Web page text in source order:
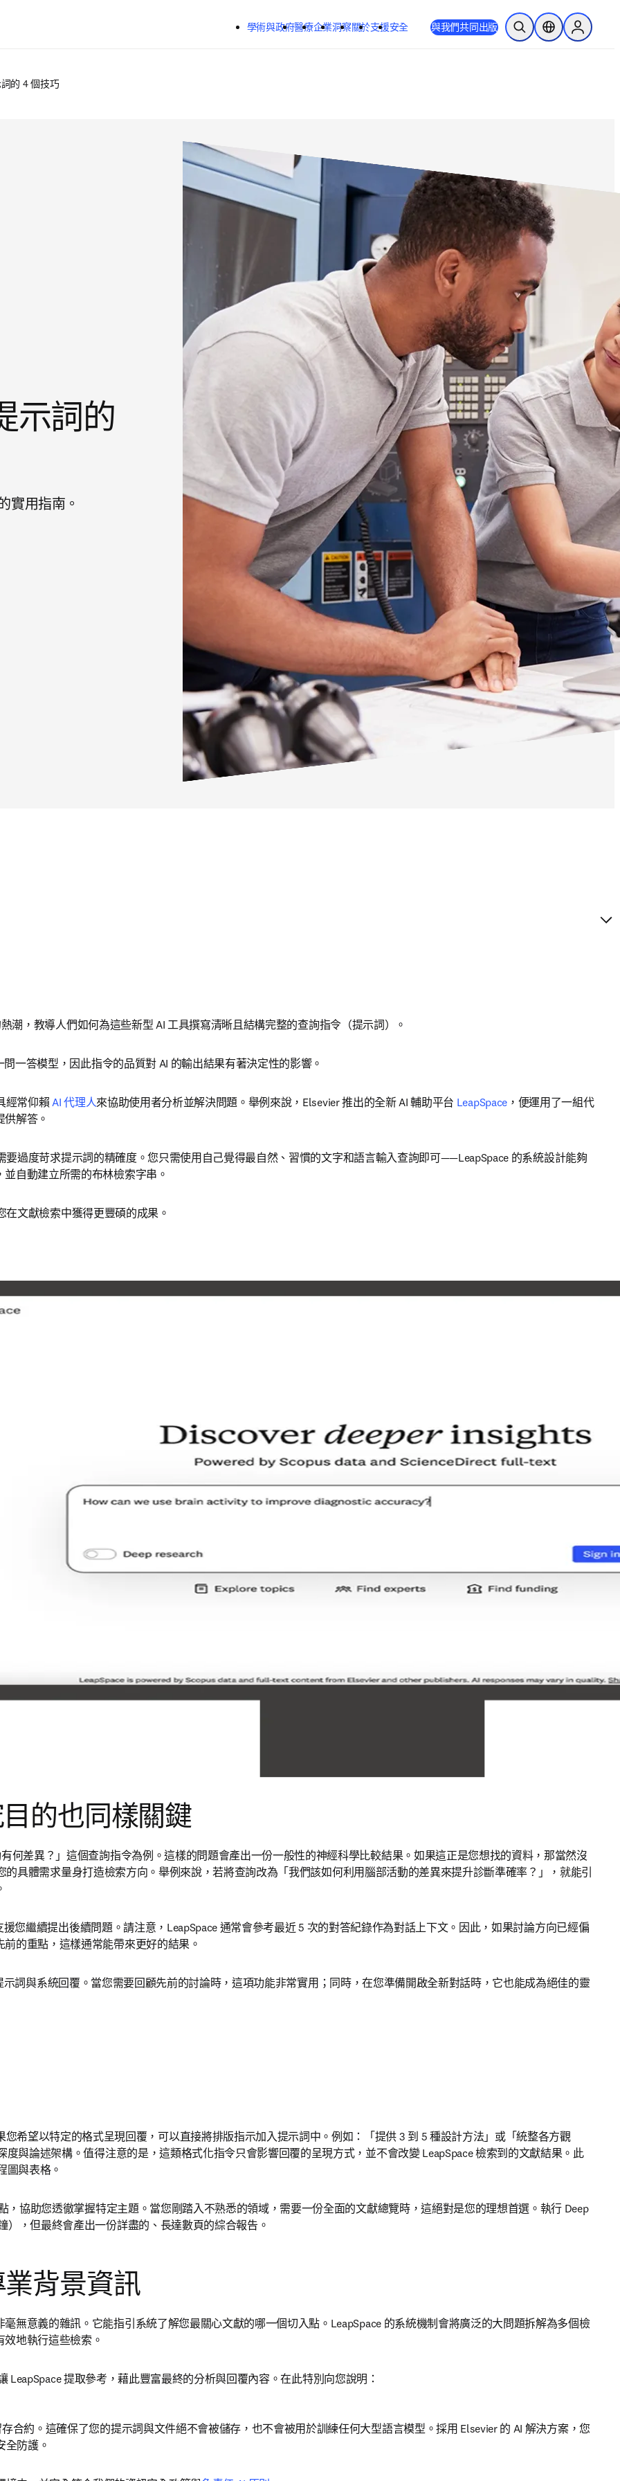
學術與政府醫療企業洞察關於支援安全 與我們共同出版 公開搜尋位置選擇器Sign in to
的 4 個技巧
示詞的
實用指南。
潮，教導人們如何為這些新型 AI 工具撰寫清晰且結構完整的查詢指令（提示詞）。
一答模型，因此指令的品質對 AI 的輸出結果有著決定性的影響。
經常仰賴 AI 代理人來協助使用者分析並解決問題。舉例來說，Elsevier 推出的全新 AI 輔助平台 LeapSpace，便運用了一組代
解答。
要過度苛求提示詞的精確度。您只需使用自己覺得最自然、習慣的文字和語言輸入查詢即可——LeapSpace 的系統設計能夠
自動建立所需的布林檢索字串。
在文獻檢索中獲得更豐碩的成果。
的也同樣關鍵
何差異？」這個查詢指令為例。這樣的問題會產出一份一般性的神經科學比較結果。如果這正是您想找的資料，那當然沒
具體需求量身打造檢索方向。舉例來說，若將查詢改為「我們該如何利用腦部活動的差異來提升診斷準確率？」，就能引
您繼續提出後續問題。請注意，LeapSpace 通常會參考最近 5 次的對答紀錄作為對話上下文。因此，如果討論方向已經偏
的重點，這樣通常能帶來更好的結果。
詞與系統回覆。當您需要回顧先前的討論時，這項功能非常實用；同時，在您準備開啟全新對話時，它也能成為絕佳的靈
希望以特定的格式呈現回覆，可以直接將排版指示加入提示詞中。例如：「提供 3 到 5 種設計方法」或「統整各方觀
度與論述架構。值得注意的是，這類格式化指令只會影響回覆的呈現方式，並不會改變 LeapSpace 檢索到的文獻結果。此
圖與表格。
，協助您透徹掌握特定主題。當您剛踏入不熟悉的領域，需要一份全面的文獻總覽時，這絕對是您的理想首選。執行 Deep
），但最終會產出一份詳盡的、長達數頁的綜合報告。
背景資訊
無意義的雜訊。它能指引系統了解您最關心文獻的哪一個切入點。LeapSpace 的系統機制會將廣泛的大問題拆解為多個檢
地執行這些檢索。
提取參考，藉此豐富最終的分析與回覆內容。在此特別向您說明：
合約。這確保了您的提示詞與文件絕不會被儲存，也不會被用於訓練任何大型語言模型。採用 Elsevier 的 AI 解決方案，您
全防護。